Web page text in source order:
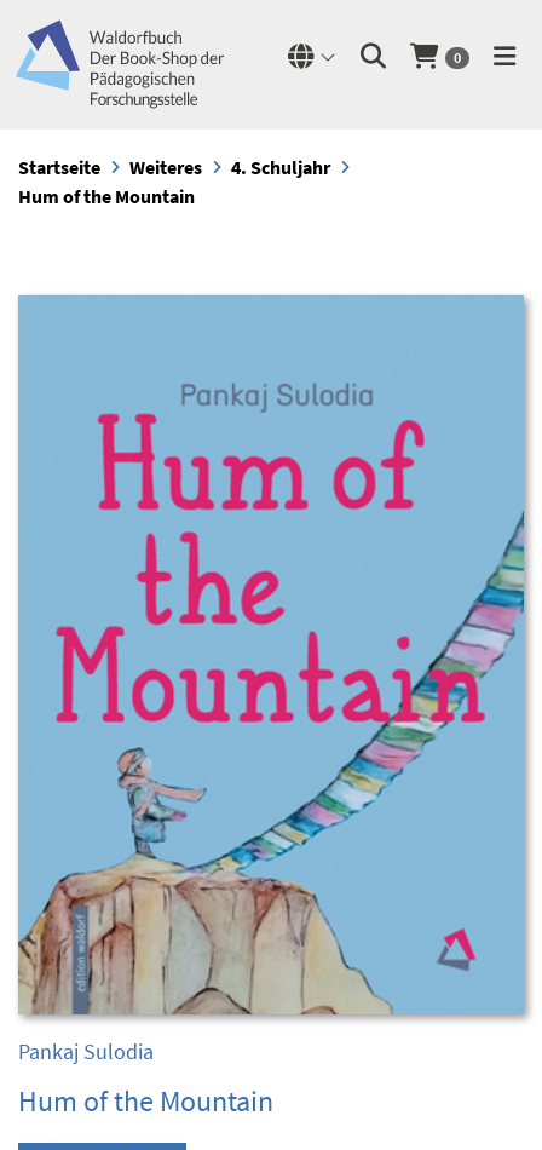
0
Startseite Weiteres
4. Schuljahr
Hum of the Mountain
Pankaj Sulodia
Hum of the Mountain